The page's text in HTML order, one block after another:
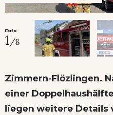
Foto
1/8
Zimmern-Flözlingen.
einer
liegen weitere Details